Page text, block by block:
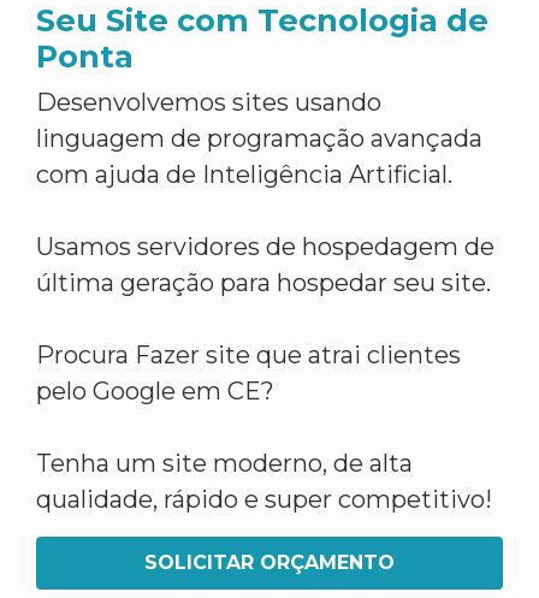
Seu Site com Tecnologia de
Ponta
Desenvolvemos sites usando
linguagem de programação avançada
com ajuda de Inteligência Artificial.
Usamos servidores de hospedagem de
última geração para hospedar seu site.
Procura Fazer site que atrai clientes
pelo Google em CE?
Tenha um site moderno, de alta
qualidade, rápido e super competitivo!
SOLICITAR ORÇAMENTO